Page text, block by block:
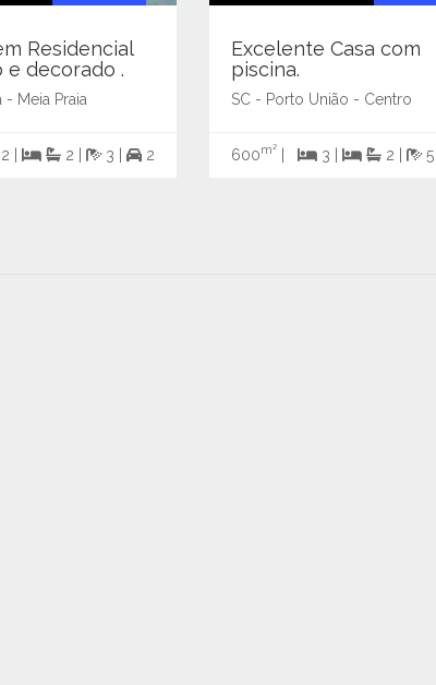
Residencial
e decorado .
- Meia Praia
2 | 2 | 3 | 2
Excelente Casa com
piscina.
SC - Porto União - Centro
600m² 3 | 2 | 5 |